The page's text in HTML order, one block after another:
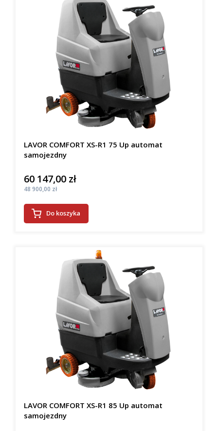
LAVOR COMFORT XS-R1 75 Up automat
samojezdny
Cena
60 147,00 zł
Cena
48 900,00 zł
Do koszyka
LAVOR COMFORT XS-R1 85 Up automat
samojezdny